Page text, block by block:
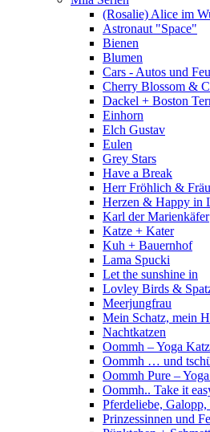
(Rosalie) Alice im
Astronaut "Space"
Bienen
Blumen
Cars - Autos und
Cherry Blossom &
Dackel + Boston
Einhorn
Elch Gustav
Eulen
Grey Stars
Have a Break
Herr Fröhlich &
Herzen & Happy in
Karl der Marienkäfer
Katze + Kater
Kuh + Bauernhof
Lama Spucki
Let the sunshine in
Lovley Birds &
Meerjungfrau
Mein Schatz, mein
Nachtkatzen
Oommh – Yoga
Oommh … und
Oommh Pure –
Oommh.. Take it
Pferdeliebe,
Prinzessinnen und